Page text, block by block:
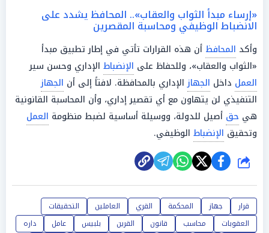
«إرساء مبدأ الثواب والعقاب».. المحافظ يشدد على
الانضباط الوظيفي ومحاسبة المقصرين
وأكد المحافظ أن هذه القرارات تأتي في إطار تطبيق مبدأ
«الثواب والعقاب»، وللحفاظ على الإنضباط الإداري وحسن سير
العمل داخل الجهازالإداري بالمحافظة. لافتاً إلى أن الجهاز
التنفيذي لن يتهاون مع أي تقصير إداري، وأن المحاسبة القانونية
هي حق أصيل للدولة، ووسيلة أساسية لضبط منظومة العمل
وتحقيق الإنضباط الوظيفي.
شارك
قرار جهاز المحكمة القري العاملين
التحقيقات
العقوبات
محاسب قانون القرين بلبيس عامل
داره